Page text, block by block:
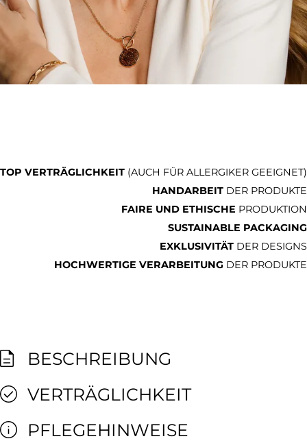
TOP VERTRÄGLICHKEIT (AUCH FÜR ALLERGIKER GEEIGNET)
HANDARBEIT DER PRODUKTE
FAIRE UND ETHISCHE PRODUKTION
SUSTAINABLE PACKAGING
EXKLUSIVITÄT DER DESIGNS
HOCHWERTIGE VERARBEITUNG DER PRODUKTE
BESCHREIBUNG
VERTRÄGLICHKEIT
PFLEGEHINWEISE